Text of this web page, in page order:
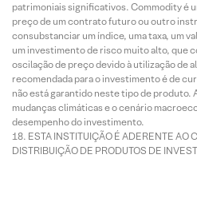
patrimoniais significativos. Commodity é
preço de um contrato futuro ou outro
consubstanciar um índice, uma taxa, um
um investimento de risco muito alto, que
oscilação de preço devido à utilização de
recomendada para o investimento é de
não está garantido neste tipo de produto.
mudanças climáticas e o cenário
desempenho do investimento.
ESTA INSTITUIÇÃO É ADERENTE AO
DISTRIBUIÇÃO DE PRODUTOS DE